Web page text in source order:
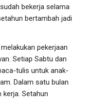
bekerja selama
bertambah jadi
pekerjaan
Setiap Sabtu dan
tulis untuk anak-
Dalam satu bulan
Setahun